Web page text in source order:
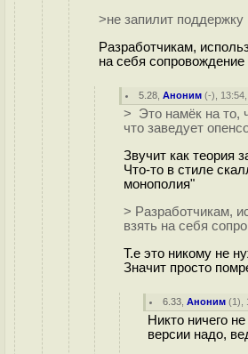
>не запилит поддержку
Разработчикам,
на себя
5.28 ,Аноним (-),
> Это намёк на то,
что заведует
Звучит как теория
Что-то в стиле
монополия"
> Разработчикам,
взять на себя
Т.е это никому не
Значит просто
6.33 ,Аноним (1),
Никто ничего
версии надо,